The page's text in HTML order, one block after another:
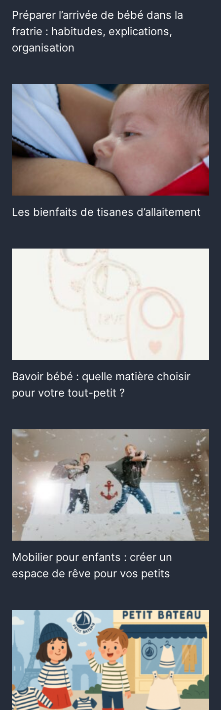
Préparer l’arrivée de bébé dans la
fratrie : habitudes, explications,
organisation
Les bienfaits de tisanes d’allaitement
Bavoir bébé : quelle matière choisir
pour votre tout-petit ?
Mobilier pour enfants : créer un
espace de rêve pour vos petits